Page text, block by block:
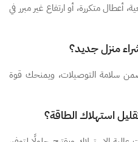
أعطال متكررة، أو ارتفاع غير مبرر في
منزل جديد؟
سلامة التوصيلات، ويمنحك قوة
استهلاك الطاقة؟